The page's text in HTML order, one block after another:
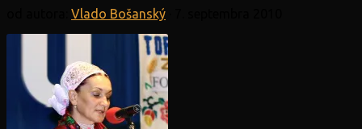
Vlado Bošanský